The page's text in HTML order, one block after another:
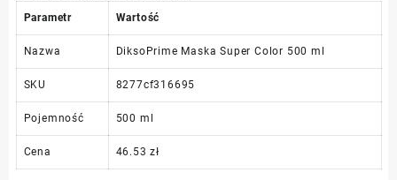
Parametr Wartość
Nazwa DiksoPrime Maska Super Color 500 ml
SKU 8277cf316695
Pojemność 500 ml
Cena 46.53 zł